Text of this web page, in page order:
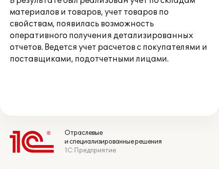
материалов и товаров, учет товаров по
свойствам, появилась возможность
оперативного получения детализированных
отчетов. Ведется учет расчетов с покупателями и
поставщиками, подотчетными лицами.
Отраслевые
и специализированные решения
1С:Предприятие